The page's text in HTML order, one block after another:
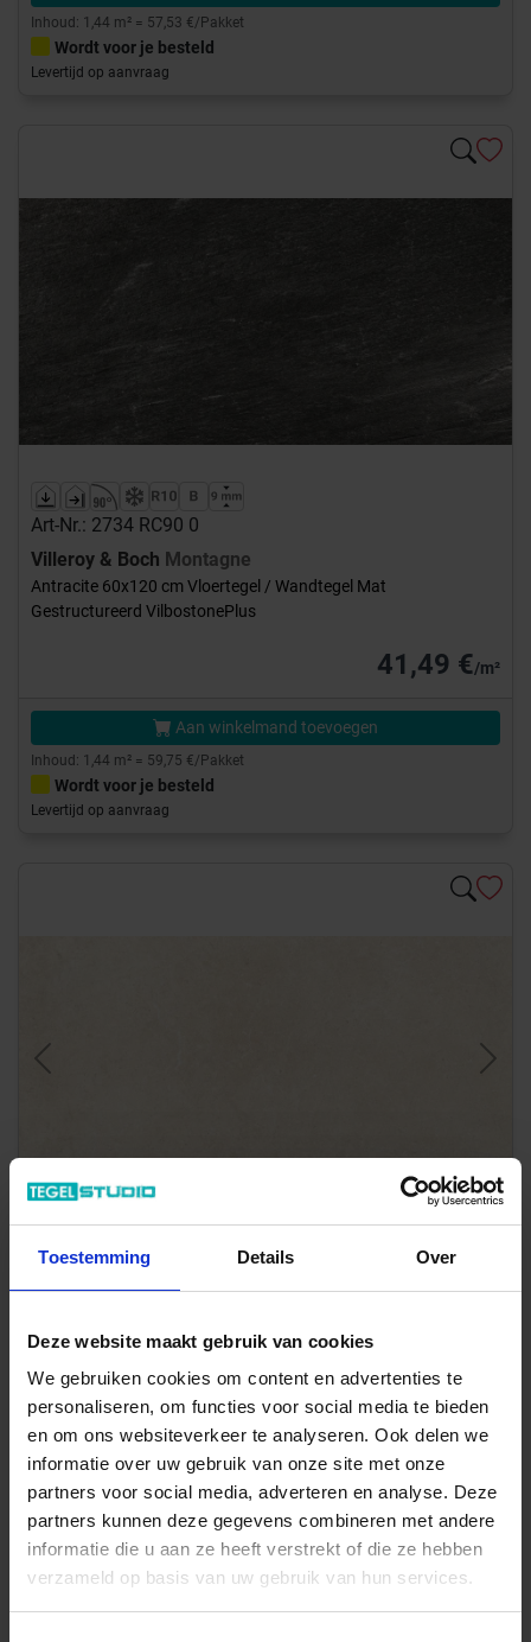
Toestemming Details Over
Deze website maakt gebruik van cookies
We gebruiken cookies om content en advertenties te
personaliseren, om functies voor social media te bieden
en om ons websiteverkeer te analyseren. Ook delen we
informatie over uw gebruik van onze site met onze
partners voor social media, adverteren en analyse. Deze
partners kunnen deze gegevens combineren met andere
informatie die u aan ze heeft verstrekt of die ze hebben
verzameld op basis van uw gebruik van hun services.
Inhoud: 1,44 m² = 57,53 €/Pakket
Wordt voor je besteld
Levertijd op aanvraag
Art-Nr.: 2734 RC90 0
Villeroy & Boch Montagne
Antracite 60x120 cm Vloertegel / Wandtegel Mat
Gestructureerd VilbostonePlus
41,49 €/m²
Aan winkelmand toevoegen
Inhoud: 1,44 m² = 59,75 €/Pakket
Wordt voor je besteld
Levertijd op aanvraag
Previous Next
Art-Nr.: MQ6K
MarazziMystone - Limestone
33,95 €
Aan winkelmand toevoegen
Inhoud: 1,44 m² = 48,89 €/Pakket
Wordt voor je besteld
Levertijd op aanvraag
ONZE PLUSPUNTEN